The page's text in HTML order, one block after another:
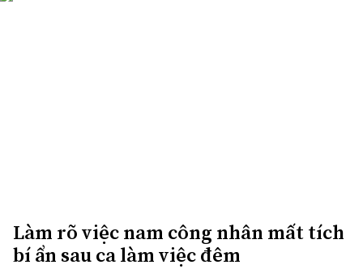
Làm rõ việc nam công nhân mất tích
bí ẩn sau ca làm việc đêm